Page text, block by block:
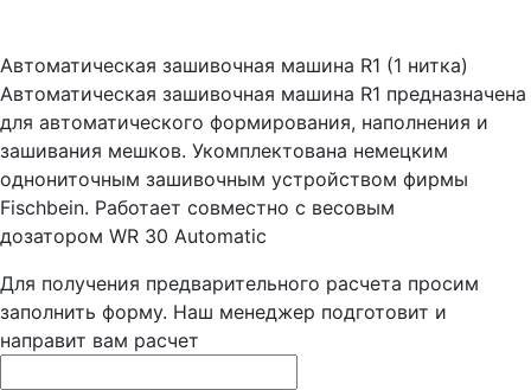
Автоматическая зашивочная машина R1 (1 нитка)
Автоматическая зашивочная машина R1 предназначена
для автоматического формирования, наполнения и
зашивания мешков. Укомплектована немецким
однониточным зашивочным устройством фирмы
Fisсhbein. Работает совместно с весовым
дозатором WR 30 Automatic
Для получения предварительного расчета просим
заполнить форму. Наш менеджер подготовит и
направит вам расчет